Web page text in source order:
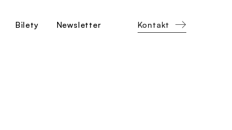
Bilety Newsletter Kontakt